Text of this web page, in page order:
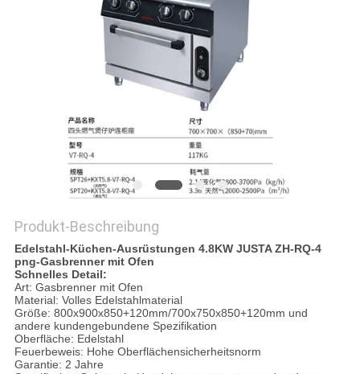
PRIVACY
POLICY
Produkt-Beschreibung
Edelstahl-Küchen-Ausrüstungen 4.8KW JUSTA ZH-RQ-4
png-Gasbrenner mit Ofen
Schnelles Detail:
Art: Gasbrenner mit Ofen
Material: Volles Edelstahlmaterial
Größe: 800x900x850+120mm/700x750x850+120mm und
andere kundengebundene Spezifikation
Oberfläche: Edelstahl
Feuerbeweis: Hohe Oberflächensicherheitsnorm
Garantie: 2 Jahre